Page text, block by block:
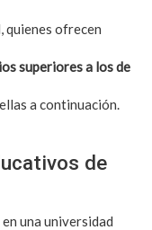
quienes ofrecen
superiores a los de
a continuación.
de
una universidad